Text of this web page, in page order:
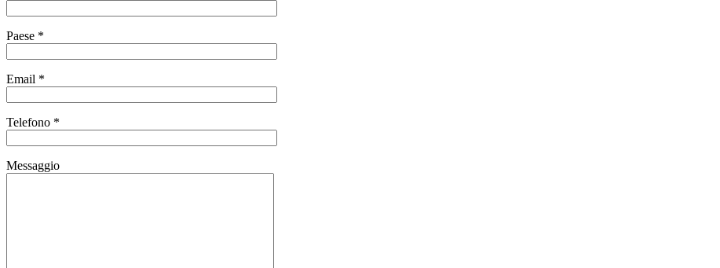
Paese *
Email *
Telefono *
Messaggio